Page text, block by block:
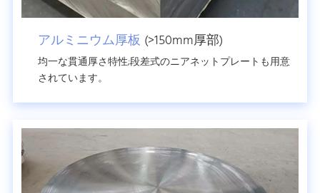
アルミニウム厚板 (>150mm厚部)
均一な貫通厚さ特性;段差式のニアネットプレートも用意
されています。